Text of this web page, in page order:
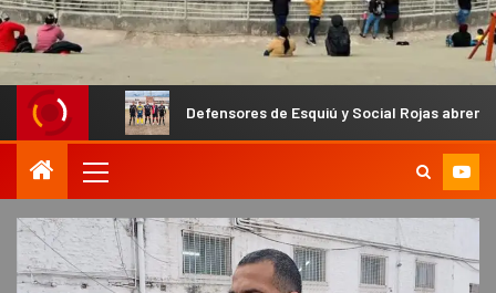
Defensores de Esquiú y Social Rojas abren las